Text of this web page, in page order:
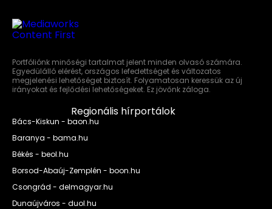
Portfóliónk minőségi tartalmat jelent minden olvasó számára.
Egyedülálló elérést, országos lefedettséget és változatos
megjelenési lehetőséget biztosít. Folyamatosan keressük az új
irányokat és fejlődési lehetőségeket. Ez jövőnk záloga.
Regionális hírportálok
Bács-Kiskun - baon.hu
Baranya - bama.hu
Békés - beol.hu
Borsod-Abaúj-Zemplén - boon.hu
Csongrád - delmagyar.hu
Dunaújváros - duol.hu